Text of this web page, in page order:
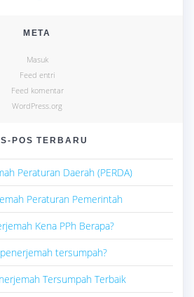
META
Masuk
Feed entri
Feed komentar
WordPress.org
POS TERBARU
Peraturan Daerah (PERDA)
Peraturan Pemerintah
Kena PPh Berapa?
tersumpah?
Tersumpah Terbaik